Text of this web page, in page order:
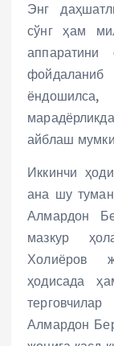
Энг
сўнг ҳам
айблаш
Иккинчи
ана шу
Алмардон
мазкур
Холиёров
ҳодисада
Алмардон